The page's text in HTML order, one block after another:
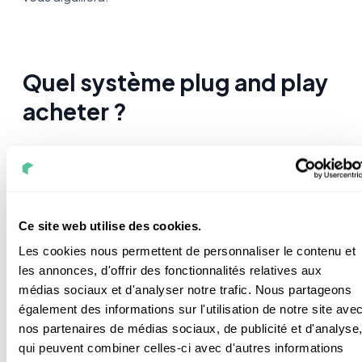
Ce site web utilise des cookies.
Les cookies nous permettent de personnaliser le contenu et
les annonces, d'offrir des fonctionnalités relatives aux
médias sociaux et d'analyser notre trafic. Nous partageons
également des informations sur l'utilisation de notre site
nos partenaires de médias sociaux, de publicité et d'analyse,
qui peuvent combiner celles-ci avec d'autres informations
Quel système plug and play
acheter ?
On trouve de plus en plus de marque proposant des
On entend également parler des
kits Enphase
plus précisément des kits comprenant des micro-
onduleurs signés Enphase.
Les caractéristiques les plus importantes sont le prix
et la puissance.